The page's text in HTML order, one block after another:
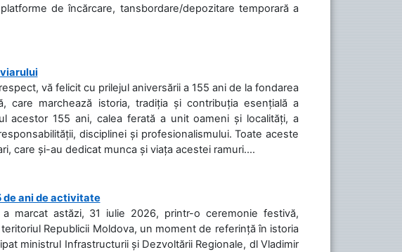
de încărcare, tansbordare/depozitare temporară a
vă felicit cu prilejul aniversării a 155 ani de la fondarea
marchează istoria, tradiția și contribuția esențială a
acestor 155 ani, calea ferată a unit oameni și localități, a
disciplinei și profesionalismului. Toate aceste
care și-au dedicat munca și viața acestei ramuri....
de ani de activitate
marcat astăzi, 31 iulie 2026, printr-o ceremonie festivă,
Republicii Moldova, un moment de referință în istoria
ministrul Infrastructurii și Dezvoltării Regionale, dl Vladimir